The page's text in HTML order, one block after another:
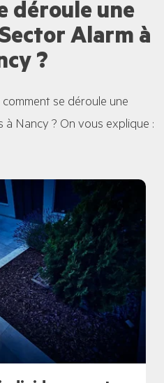
déroule une
Alarm à
?
se déroule une
Nancy ? On vous explique :